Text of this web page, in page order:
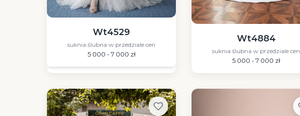
Wt4529
suknia ślubna w przedziale cen
5 000 - 7 000 zł
Wt4884
suknia ślubna w przedziale cen
5 000 - 7 000 zł